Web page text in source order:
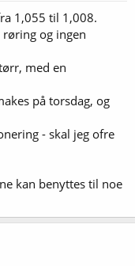
1,055 til 1,008.
og ingen
med en
på torsdag, og
- skal jeg ofre
kan benyttes til noe